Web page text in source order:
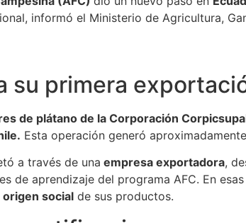
informó el Ministerio de Agricultura,
su primera
de plátano de la Corporación
Esta operación generó aproximadamente
a través de una empresa exportadora,
de aprendizaje del programa AFC. En
origen social de sus productos.